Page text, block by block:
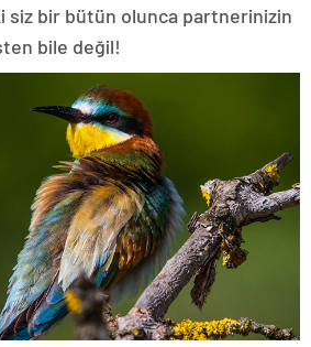
siz bir bütün olunca partnerinizin
bile değil!